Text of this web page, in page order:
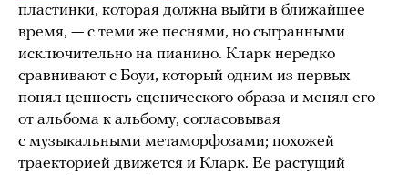
пластинки, которая должна выйти в ближайшее
время, — с теми же песнями, но сыгранными
исключительно на пианино. Кларк нередко
сравнивают с Боуи, который одним из первых
понял ценность сценического образа и менял его
от альбома к альбому, согласовывая
с музыкальными метаморфозами; похожей
траекторией движется и Кларк. Ее растущий